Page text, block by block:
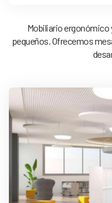
Mobiliario ergonómico
pequeños. Ofrecemos